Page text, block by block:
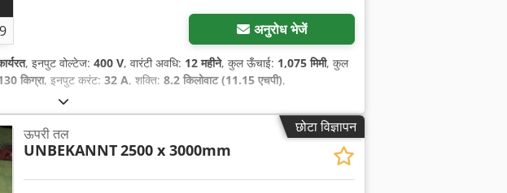
9 अनुरोध भेजें
, इनपुट वोल्टेज: 400 V, वारंटी अवधि: 12 महीने, कुल ऊँचाई: 1,075 मिमी, कुल
किग्रा, इनपुट करंट: 32 A, शक्ति: 8.2 किलोवाट (11.15 एचपी),
छोटा विज्ञापन
ऊपरी तल
UNBEKANNT2500 x 3000mm